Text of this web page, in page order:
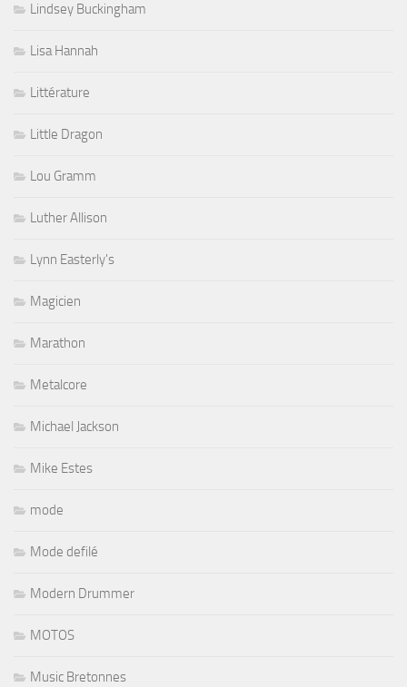
Lindsey Buckingham
Lisa Hannah
Littérature
Little Dragon
Lou Gramm
Luther Allison
Lynn Easterly's
Magicien
Marathon
Metalcore
Michael Jackson
Mike Estes
mode
Mode defilé
Modern Drummer
MOTOS
Music Bretonnes